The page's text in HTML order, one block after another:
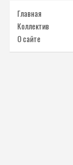
Главная
Коллектив
О сайте